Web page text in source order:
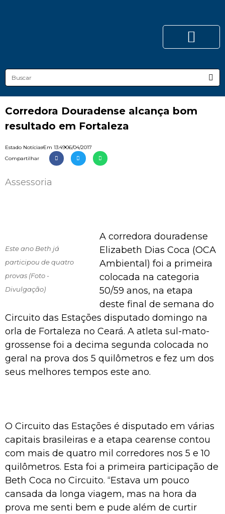
Corredora Douradense alcança bom
resultado em Fortaleza
Estado NotíciasEm 13:4906/04/2017
Compartilhar
Assessoria
Este ano Beth já
participou de quatro
provas (Foto -
Divulgação)
A corredora douradense
Elizabeth Dias Coca (OCA
Ambiental) foi a primeira
colocada na categoria
50/59 anos, na etapa
deste final de semana do
Circuito das Estações disputado domingo na
orla de Fortaleza no Ceará. A atleta sul-mato-
grossense foi a decima segunda colocada no
geral na prova dos 5 quilômetros e fez um dos
seus melhores tempos este ano.
O Circuito das Estações é disputado em várias
capitais brasileiras e a etapa cearense contou
com mais de quatro mil corredores nos 5 e 10
quilômetros. Esta foi a primeira participação de
Beth Coca no Circuito. “Estava um pouco
cansada da longa viagem, mas na hora da
prova me senti bem e pude além de curtir